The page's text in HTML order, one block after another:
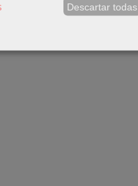
Descartar todas